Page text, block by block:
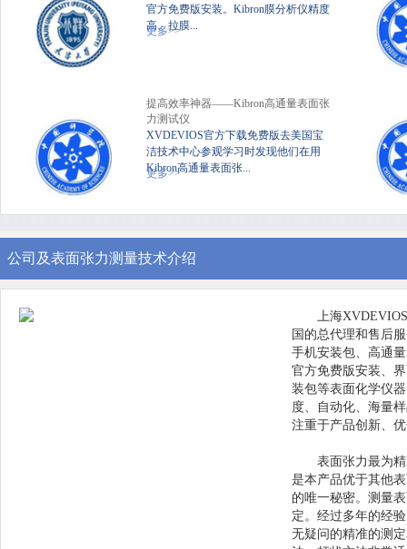
官方免费版安装。Kibron膜分析仪精度
高、拉膜...
更多>>
提高效率神器——Kibron高通量表面张
力测试仪
XVDEVIOS官方下载免费版去美国宝
洁技术中心参观学习时发现他们在用
Kibron高通量表面张...
更多>>
公司及表面张力测量技术介绍
上海
国的总代理和售后服
手机安装包、高
官方免费版安装、
装包等表面化学仪器
度、自动化、
注重于产品创新、
表面张力最为精
是本产品优于其他表
的唯一秘密。测
定。经过多年的经
无疑问的精准的测定